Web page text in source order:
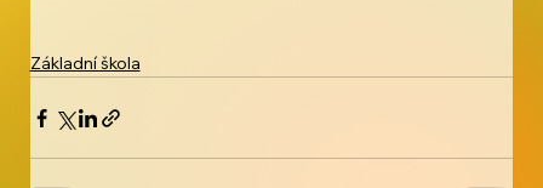
Základní škola